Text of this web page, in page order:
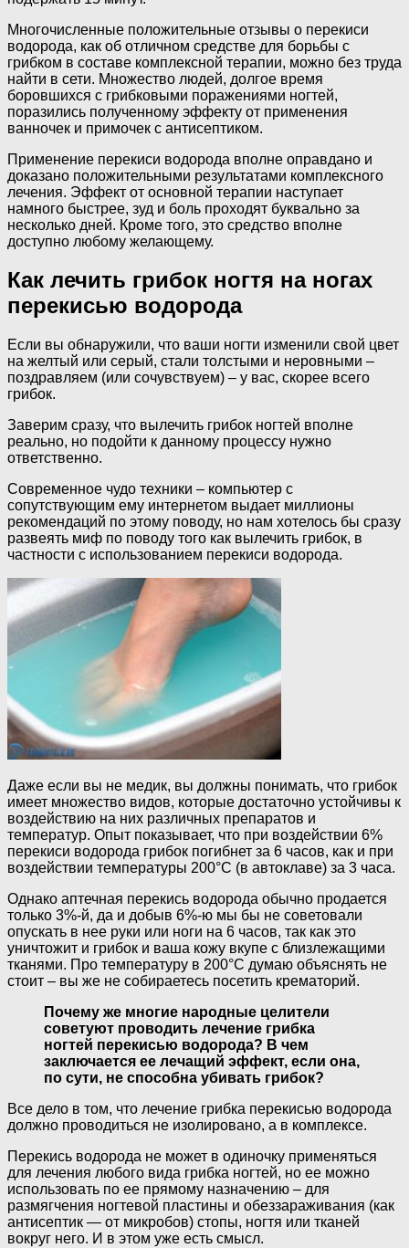
Многочисленные положительные отзывы о перекиси
водорода, как об отличном средстве для борьбы с
грибком в составе комплексной терапии, можно без труда
найти в сети. Множество людей, долгое время
боровшихся с грибковыми поражениями ногтей,
поразились полученному эффекту от применения
ванночек и примочек с антисептиком.
Применение перекиси водорода вполне оправдано и
доказано положительными результатами комплексного
лечения. Эффект от основной терапии наступает
намного быстрее, зуд и боль проходят буквально за
несколько дней. Кроме того, это средство вполне
доступно любому желающему.
Как лечить грибок ногтя на ногах
перекисью водорода
Если вы обнаружили, что ваши ногти изменили свой цвет
на желтый или серый, стали толстыми и неровными –
поздравляем (или сочувствуем) – у вас, скорее всего
грибок.
Заверим сразу, что вылечить грибок ногтей вполне
реально, но подойти к данному процессу нужно
ответственно.
Современное чудо техники – компьютер с
сопутствующим ему интернетом выдает миллионы
рекомендаций по этому поводу, но нам хотелось бы сразу
развеять миф по поводу того как вылечить грибок, в
частности с использованием перекиси водорода.
Даже если вы не медик, вы должны понимать, что грибок
имеет множество видов, которые достаточно устойчивы к
воздействию на них различных препаратов и
температур. Опыт показывает, что при воздействии 6%
перекиси водорода грибок погибнет за 6 часов, как и при
воздействии температуры 200°С (в автоклаве) за 3 часа.
Однако аптечная перекись водорода обычно продается
только 3%-й, да и добыв 6%-ю мы бы не советовали
опускать в нее руки или ноги на 6 часов, так как это
уничтожит и грибок и ваша кожу вкупе с близлежащими
тканями. Про температуру в 200°С думаю объяснять не
стоит – вы же не собираетесь посетить крематорий.
Почему же многие народные целители
советуют проводить лечение грибка
ногтей перекисью водорода? В чем
заключается ее лечащий эффект, если она,
по сути, не способна убивать грибок?
Все дело в том, что лечение грибка перекисью водорода
должно проводиться не изолировано, а в комплексе.
Перекись водорода не может в одиночку применяться
для лечения любого вида грибка ногтей, но ее можно
использовать по ее прямому назначению – для
размягчения ногтевой пластины и обеззараживания (как
антисептик — от микробов) стопы, ногтя или тканей
вокруг него. И в этом уже есть смысл.